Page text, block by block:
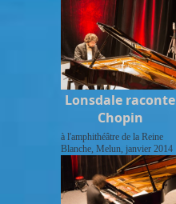
Lonsdale raconte
Chopin
à l'amphithéâtre de la Reine
Blanche, Melun, janvier 2014